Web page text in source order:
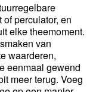
perculator, en
elke theemoment.
van
waarderen,
eenmaal gewend
meer terug. Voeg